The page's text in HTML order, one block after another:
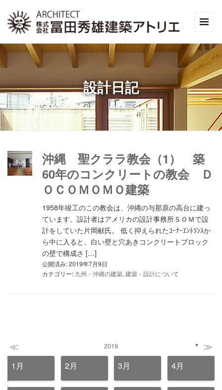
設計日記
沖縄 聖クララ教会（1） 築
60年のコンクリートの教会 Ｄ
ＯＣＯＭＯＭＯ建築
1958年竣工のこの教会は、沖縄の与那原の高台に建っ
ています。設計者はアメリカの設計事務所ＳＯＭで設
計をしていた片岡献氏。 低く抑えられたｺｰﾅｰｴﾝﾄﾗﾝｽか
ら中に入ると、白い壁と穴あきコンクリートブロック
の壁で構成さ […]
公開済み: 2019年7月9日
カテゴリー: 九州・沖縄の建築, 建築・設計について
≪ 2019 ▼ ≫
1月 2月 3月 4月